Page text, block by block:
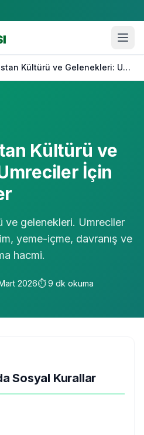
Suudi Arabistan Kültürü ve Gelenekleri: Umreciler İçin Sosyal Rehber
Kültürü ve
İçin
ve gelenekleri. Umreciler
yeme-içme, davranış ve
hacmi.
2026⏱️9 dk okuma
Sosyal Kurallar